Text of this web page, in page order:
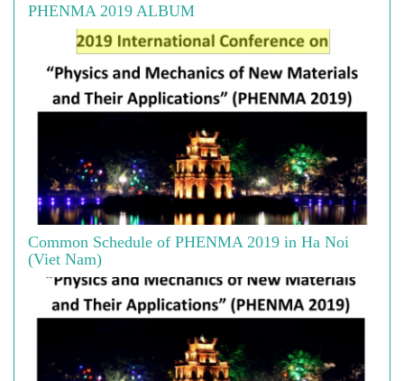
PHENMA 2019 ALBUM
Common Schedule of PHENMA 2019 in Ha Noi
(Viet Nam)